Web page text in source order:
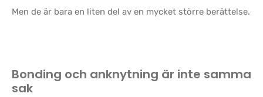
Men de är bara en liten del av en mycket större berättelse.
Bonding och anknytning är inte samma
sak